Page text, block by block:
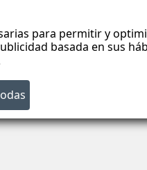
para permitir y
basada en sus